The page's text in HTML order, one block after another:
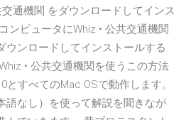
通機関 をダウンロードしてインス
ンピュータにWhiz • 公共交通機関
ウンロードしてインストールする
• 公共交通機関を使うこの方法
すべてのMac OSで動作します。
語なし）を使って解説を聞きなが